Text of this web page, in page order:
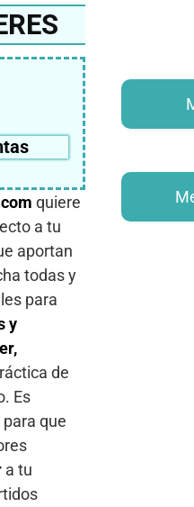
quiere
a tu
aportan
todas y
para
y
de
Es
para que
a tu